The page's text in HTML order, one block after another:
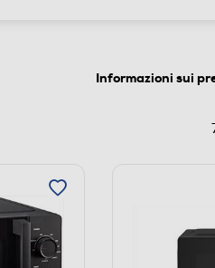
Informazioni sui